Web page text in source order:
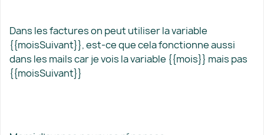
Dans les factures on peut utiliser la variable
{{moisSuivant}}, est-ce que cela fonctionne aussi
dans les mails car je vois la variable {{mois}} mais pas
{{moisSuivant}}